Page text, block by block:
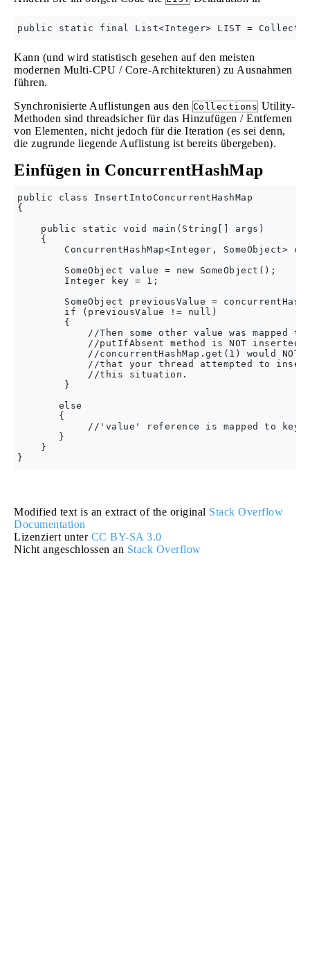
Kann (und wird statistisch gesehen auf den meisten
modernen Multi-CPU / Core-Architekturen) zu Ausnahmen
führen.
Synchronisierte Auflistungen aus den Collections Utility-
Methoden sind threadsicher für das Hinzufügen / Entfernen
von Elementen, nicht jedoch für die Iteration (es sei denn,
die zugrunde liegende Auflistung ist bereits übergeben).
Einfügen in ConcurrentHashMap
public class InsertIntoConcurrentHashMap
{
    public static void main(String[] args)
    {
ConcurrentHashMap<Integer, SomeObject>
        SomeObject value = new SomeObject();
        Integer key = 1;
SomeObject previousValue =
        if (previousValue != null)
        {
//Then some other value was mapped
//putIfAbsent method is NOT
//concurrentHashMap.get(1) would
//that your thread attempted
            //this situation.
        }
       else
       {
//'value' reference is mapped to key
       }
    }
Modified text is an extract of the original Stack Overflow
Documentation
Lizenziert unter CC BY-SA 3.0
Nicht angeschlossen an Stack Overflow